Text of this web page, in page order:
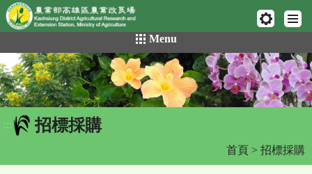
網頁置頂
到
主
要
內
容
區
Menu
::: 招標採購
首頁 > 招標採購